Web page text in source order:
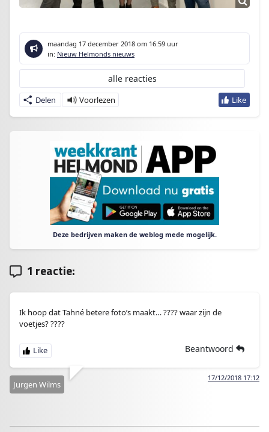
maandag 17 december 2018 om 16:59 uur
in: Nieuw Helmonds nieuws
Delen
alle reacties
Deze bedrijven maken de weblog mede mogelijk.
1 reactie:
Ik hoop dat Tahné betere foto’s maakt… ???? waar zijn de
voetjes? ????
Beantwoord
17/12/2018 17:12
Jurgen Wilms